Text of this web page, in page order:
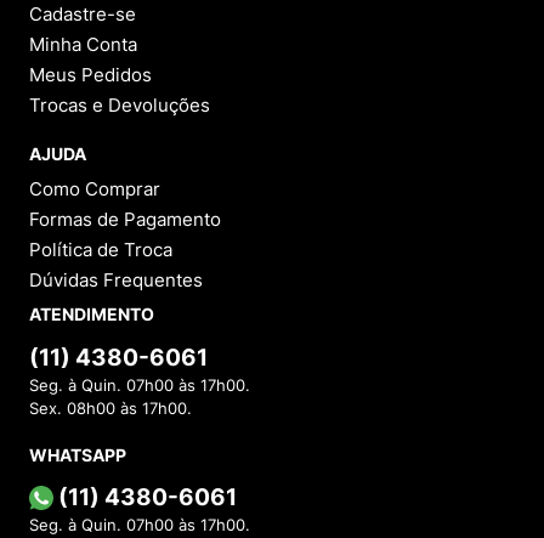
Cadastre-se
Minha Conta
Meus Pedidos
Trocas e Devoluções
AJUDA
Como Comprar
Formas de Pagamento
Política de Troca
Dúvidas Frequentes
ATENDIMENTO
(11) 4380-6061
Seg. à Quin. 07h00 às 17h00.
Sex. 08h00 às 17h00.
WHATSAPP
(11) 4380-6061
Seg. à Quin. 07h00 às 17h00.